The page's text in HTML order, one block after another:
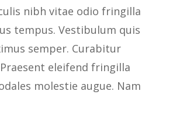
nibh vitae odio fringilla
tempus. Vestibulum quis
semper. Curabitur
eleifend fringilla
molestie augue. Nam